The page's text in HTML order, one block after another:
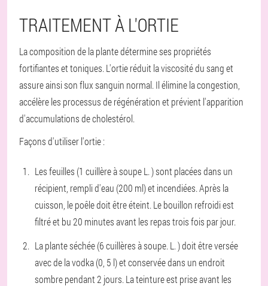
TRAITEMENT À L'ORTIE
La composition de la plante détermine ses propriétés
fortifiantes et toniques. L'ortie réduit la viscosité du sang et
assure ainsi son flux sanguin normal. Il élimine la congestion,
accélère les processus de régénération et prévient l'apparition
d'accumulations de cholestérol.
Façons d'utiliser l'ortie :
Les feuilles (1 cuillère à soupe L. ) sont placées dans un
récipient, rempli d'eau (200 ml) et incendiées. Après la
cuisson, le poêle doit être éteint. Le bouillon refroidi est
filtré et bu 20 minutes avant les repas trois fois par jour.
La plante séchée (6 cuillères à soupe. L. ) doit être versée
avec de la vodka (0, 5 l) et conservée dans un endroit
sombre pendant 2 jours. La teinture est prise avant les